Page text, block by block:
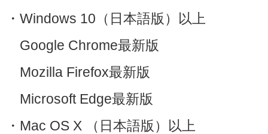
・Windows 10（日本語版）以上
Google Chrome最新版
Mozilla Firefox最新版
Microsoft Edge最新版
・Mac OS X （日本語版）以上